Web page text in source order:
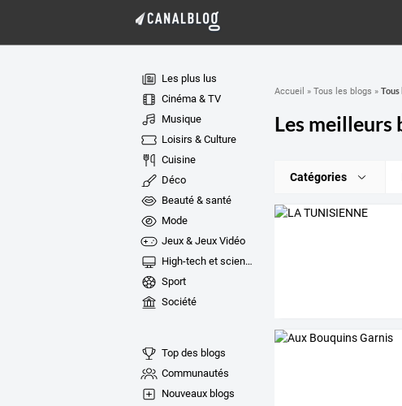
Les plus lus
Cinéma & TV
Musique
Loisirs & Culture
Cuisine
Déco
Beauté & santé
Mode
Jeux & Jeux Vidéo
High-tech et sciences
Sport
Société
Top des blogs
Communautés
Nouveaux blogs
Accueil » Tous les blogs » Tous
Les meilleurs
Catégories